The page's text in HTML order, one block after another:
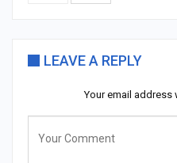
LEAVE A REPLY
Your email address